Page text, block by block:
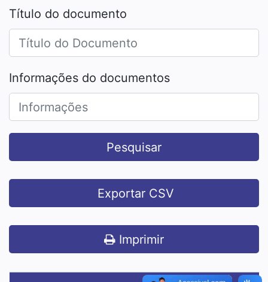
Título do documento
Informações do documentos
Pesquisar
Exportar CSV
Imprimir